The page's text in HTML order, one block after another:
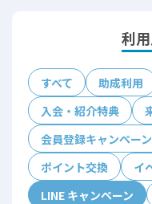
利
すべて 助成利用
入会・紹介特典
会員登録キャンペーン
ポイント交換
イ
LINE キャンペーン